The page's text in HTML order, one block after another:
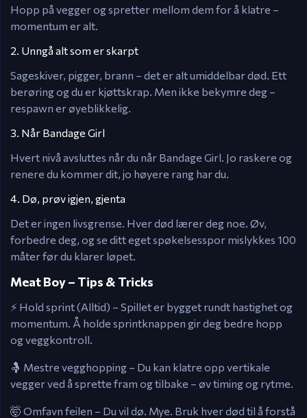
Hopp på vegger og spretter mellom dem for å klatre –
momentum er alt.
2. Unngå alt som er skarpt
Sageskiver, pigger, brann – det er alt umiddelbar død. Ett
berøring og du er kjøttskrap. Men ikke bekymre deg –
respawn er øyeblikkelig.
3. Når Bandage Girl
Hvert nivå avsluttes når du når Bandage Girl. Jo raskere og
renere du kommer dit, jo høyere rang har du.
4. Dø, prøv igjen, gjenta
Det er ingen livsgrense. Hver død lærer deg noe. Øv,
forbedre deg, og se ditt eget spøkelsesspor mislykkes 100
måter før du klarer løpet.
Meat Boy – Tips & Tricks
⚡ Hold sprint (Alltid) – Spillet er bygget rundt hastighet og
momentum. Å holde sprintknappen gir deg bedre hopp
og veggkontroll.
🤱 Mestre vegghopping – Du kan klatre opp vertikale
vegger ved å sprette fram og tilbake – øv timing og rytme.
🤯 Omfavn feilen – Du vil dø. Mye. Bruk hver død til å forstå